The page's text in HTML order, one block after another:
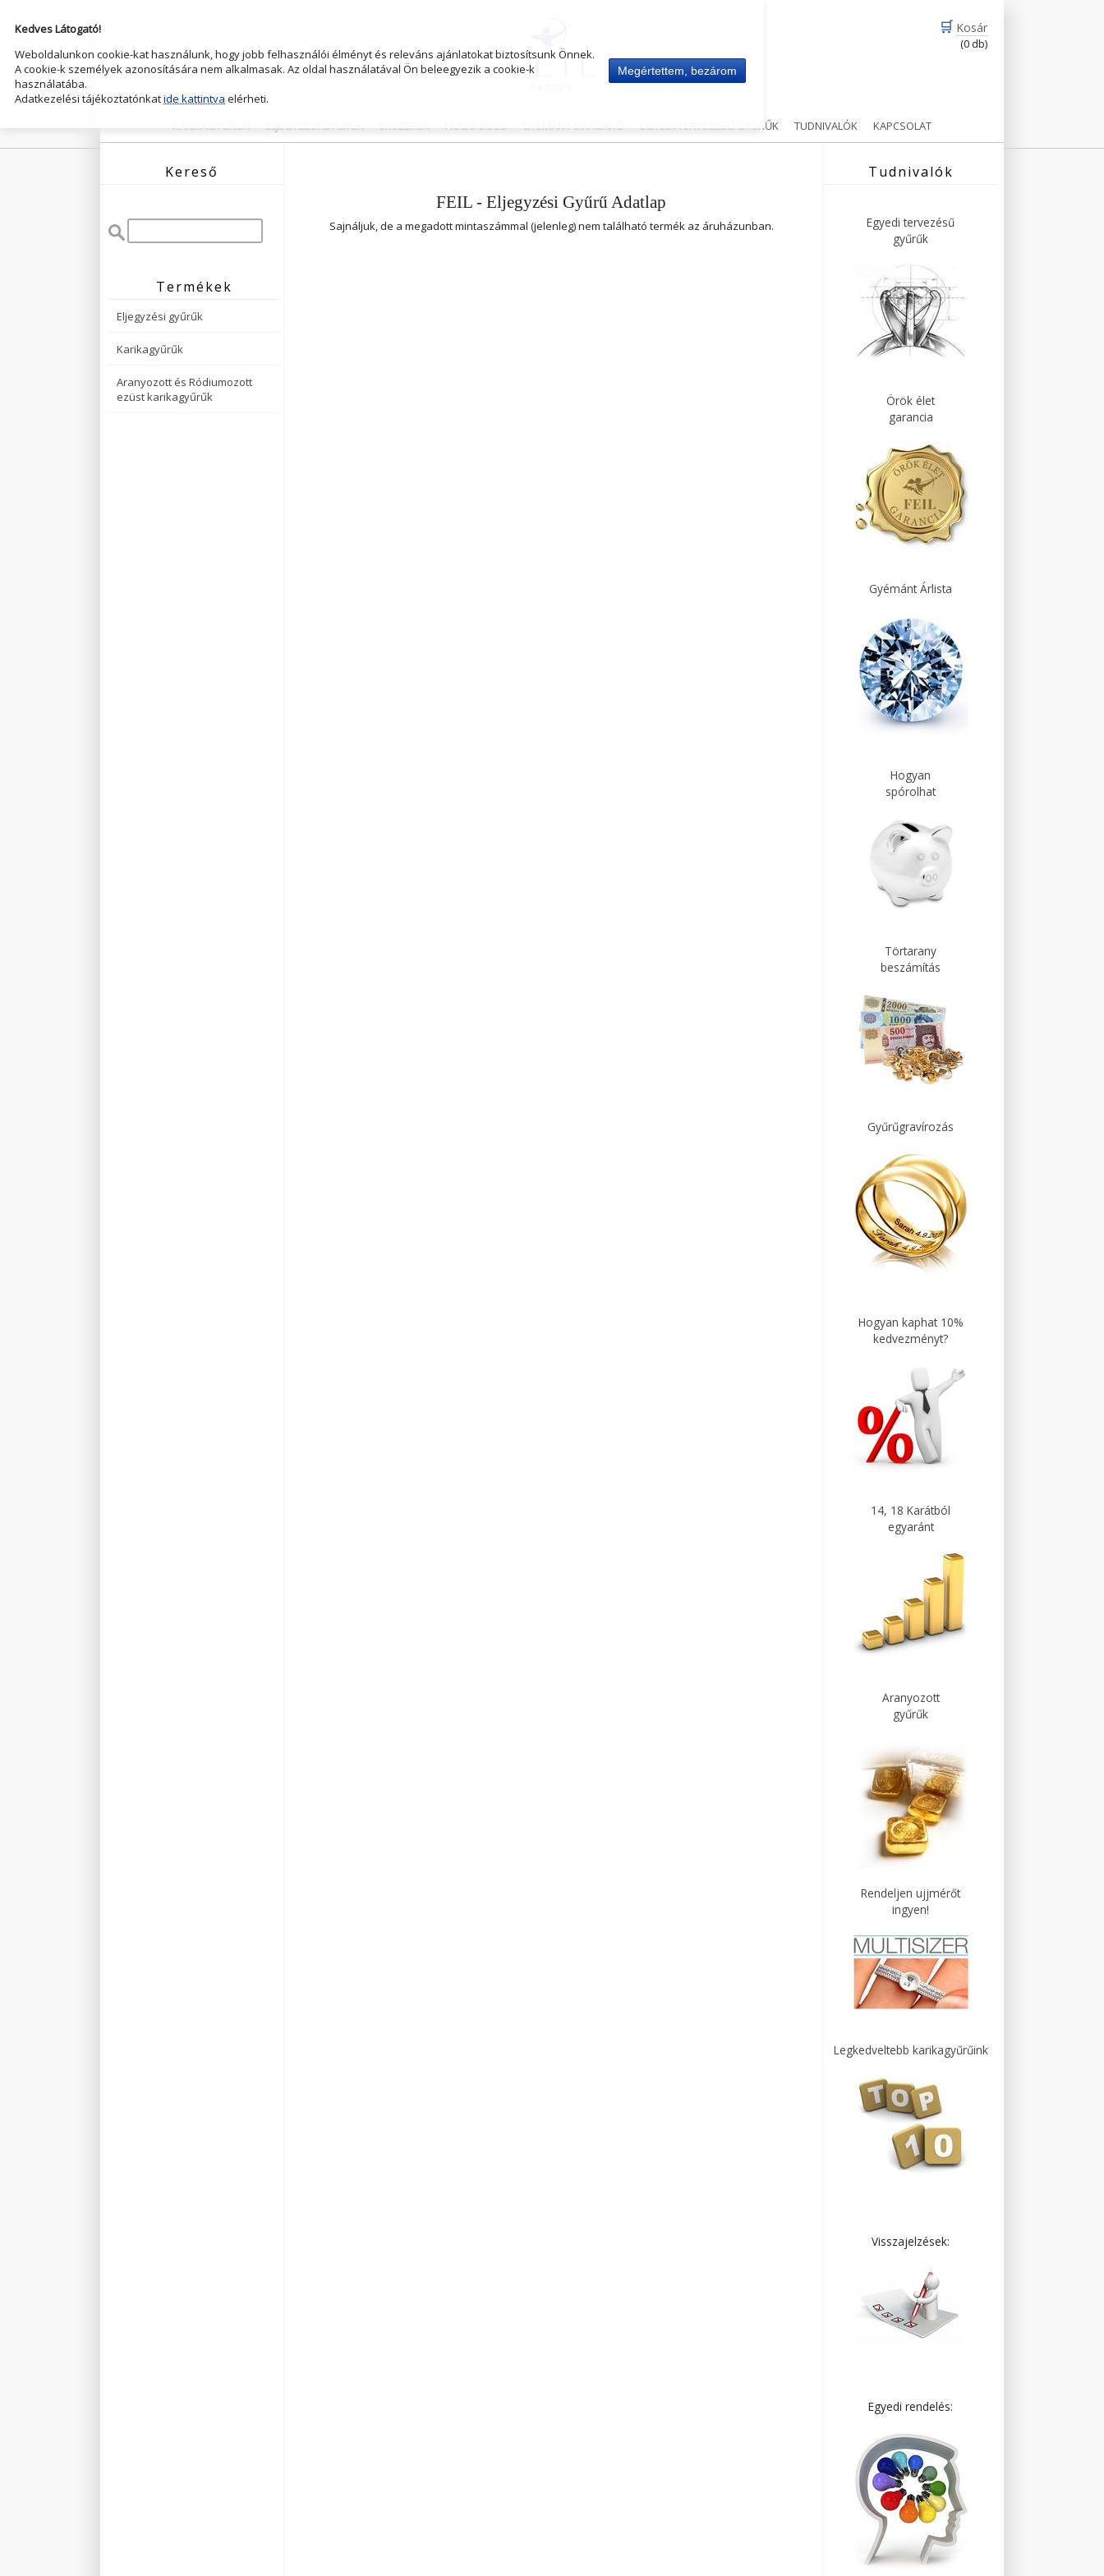
🛒 Kosár
(0 db)
KARIKAGYŰRŰK ELJEGYZESI GYŰRŰK ÉKSZEREK HUGO BOSS GYÉMÁNT-DRÁGAKŐ EGYEDI TERVEZÉSŰ GYŰRŰK TUDNIVALÓK KAPCSOLAT
Kereső
Termékek
Eljegyzési gyűrűk
Karikagyűrűk
Aranyozott és Ródiumozott
ezüst karikagyűrűk
FEIL - Eljegyzési Gyűrű Adatlap
Sajnáljuk, de a megadott mintaszámmal (jelenleg) nem található termék az áruházunban.
Tudnivalók
Egyedi tervezésű
gyűrűk
Örök élet
garancia
Gyémánt Árlista
Hogyan
spórolhat
Törtarany
beszámítás
Gyűrűgravírozás
Hogyan kaphat 10%
kedvezményt?
14, 18 Karátból
egyaránt
Aranyozott
gyűrűk
Rendeljen ujjmérőt
ingyen!
Legkedveltebb karikagyűrűink
Visszajelzések:
Egyedi rendelés:
Kedves Látogató!
Weboldalunkon cookie-kat használunk, hogy jobb felhasználói élményt és releváns ajánlatokat biztosítsunk Önnek.
A cookie-k személyek azonosítására nem alkalmasak. Az oldal használatával Ön beleegyezik a cookie-k
használatába.
Adatkezelési tájékoztatónkatide kattintva elérheti.
Megértettem, bezárom